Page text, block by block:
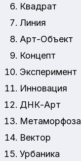
Квадрат
Линия
Арт-Объект
Концепт
Эксперимент
Инновация
ДНК-Арт
Метаморфоза
Вектор
Урбаника